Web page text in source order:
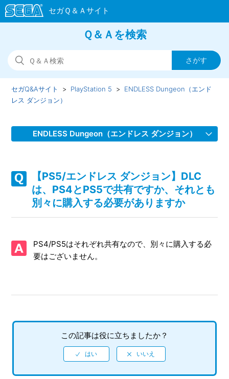
Ｑ＆Ａを検索
セガQ&Aサイト PlayStation 5
ENDLESS Dungeon（エンド
レス ダンジョン）
ENDLESS Dungeon（エンドレス ダンジョン）
版の問い合わせ先はどこですか
【PS5/エンドレス ダンジョン】プレイ動画やゲーム画面写
真を、動画サイト／SNS等で公開してもいいですか
すか（制限されている機能はありますか）
チャットをすることはできますか
【PS5/エンドレス ダンジョン】言語（音声）設定はありま
すか（日本語以外の言語や、音声は選べますか）
【PS5/エンドレス ダンジョン】DLC
は、PS4とPS5で共有ですか、それとも
別々に購入する必要がありますか
PS4/PS5はそれぞれ共有なので、別々に購入する必
要はございません。
この記事は役に立ちましたか？